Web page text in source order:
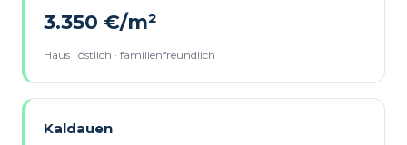
3.350 €/m²
Haus · östlich · familienfreundlich
Kaldauen